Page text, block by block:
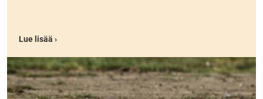
Lue lisää ›